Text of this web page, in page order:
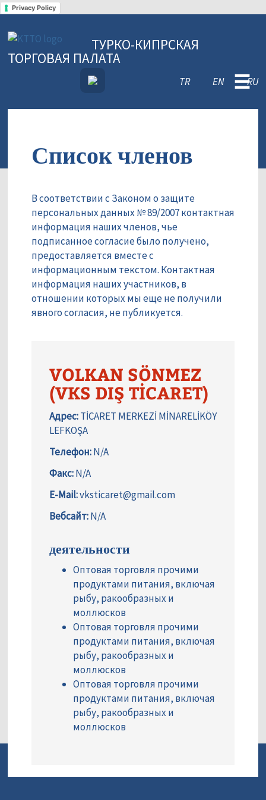
Privacy Policy
ТУРКО-КИПРСКАЯ
ТОРГОВАЯ ПАЛАТА
TR EN RU
☰
Список членов
В соответствии с Законом о защите
персональных данных № 89/2007 контактная
информация наших членов, чье
подписанное согласие было получено,
предоставляется вместе с
информационным текстом. Контактная
информация наших участников, в
отношении которых мы еще не получили
явного согласия, не публикуется.
VOLKAN SÖNMEZ
(VKS DIŞ TİCARET)
Адрес:TİCARET MERKEZİ MİNARELİKÖY
LEFKOŞA
Телефон:N/A
Факс:N/A
E-Mail:vksticaret@gmail.com
Вебсайт:N/A
деятельности
Оптовая торговля прочими
продуктами питания, включая
рыбу, ракообразных и
моллюсков
Оптовая торговля прочими
продуктами питания, включая
рыбу, ракообразных и
моллюсков
Оптовая торговля прочими
продуктами питания, включая
рыбу, ракообразных и
моллюсков